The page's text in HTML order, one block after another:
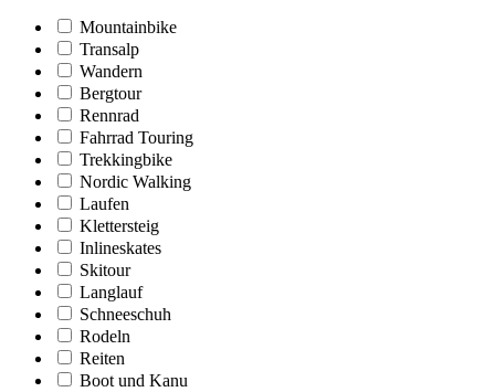
Mountainbike
Transalp
Wandern
Bergtour
Rennrad
Fahrrad Touring
Trekkingbike
Nordic Walking
Laufen
Klettersteig
Inlineskates
Skitour
Langlauf
Schneeschuh
Rodeln
Reiten
Boot und Kanu